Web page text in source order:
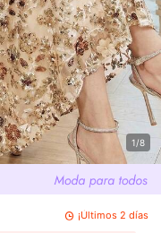
1/8
¡Últimos 2 días